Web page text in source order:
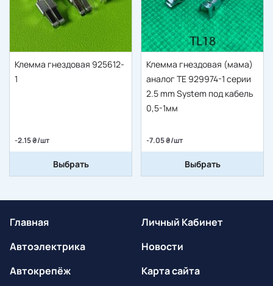
Клемма гнездовая 925612-
1
-2.15 ₴/шт
Выбрать
Клемма гнездовая (мама)
аналог TE 929974-1 серии
2.5 mm System под кабель
0,5-1мм
-7.05 ₴/шт
Выбрать
Главная
Автоэлектрика
Автокрепёж
Личный Кабинет
Новости
Карта сайта